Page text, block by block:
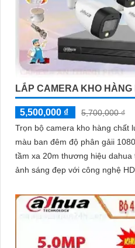
LẮP CAMERA KHO
5,500,000 ₫
5,700,000 ₫
Trọn bộ camera kho hàng chất
màu ban đêm độ phân gảii
tầm xa 20m thương hiệu
ảnh sáng đẹp với công nghệ